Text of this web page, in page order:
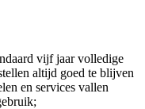
vijf jaar volledige
altijd goed te blijven
en services vallen